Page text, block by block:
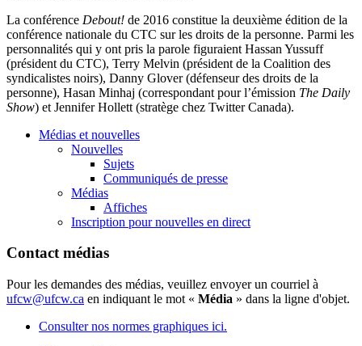
La conférence Debout! de 2016 constitue la deuxième édition de la
conférence nationale du CTC sur les droits de la personne. Parmi les
personnalités qui y ont pris la parole figuraient Hassan Yussuff
(président du CTC), Terry Melvin (président de la Coalition des
syndicalistes noirs), Danny Glover (défenseur des droits de la
personne), Hasan Minhaj (correspondant pour l’émission The Daily
Show) et Jennifer Hollett (stratège chez Twitter Canada).
Médias et nouvelles
Nouvelles
Sujets
Communiqués de presse
Médias
Affiches
Inscription pour nouvelles en direct
Contact médias
Pour les demandes des médias, veuillez envoyer un courriel à
ufcw@ufcw.ca en indiquant le mot « Média » dans la ligne d'objet.
Consulter nos normes graphiques ici.